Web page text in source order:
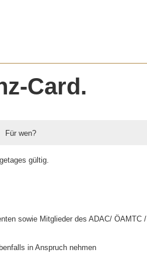
Card.
Für wen?
gültig.
sowie Mitglieder des ADAC/ ÖAMTC /
in Anspruch nehmen